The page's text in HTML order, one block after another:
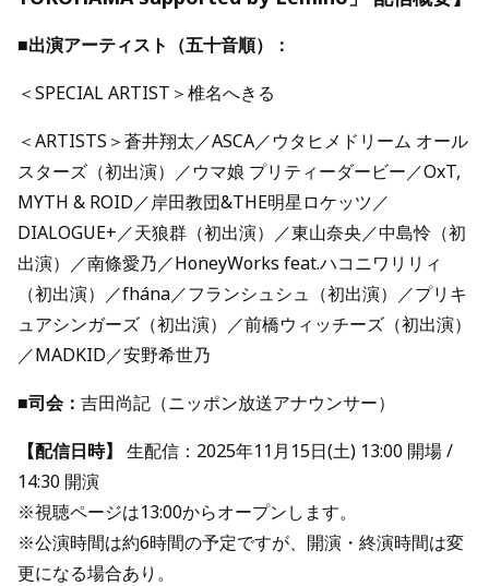
■出演アーティスト（五十音順）：
＜SPECIAL ARTIST＞椎名へきる
＜ARTISTS＞蒼井翔太／ASCA／ウタヒメドリーム オール
スターズ（初出演）／ウマ娘 プリティーダービー／OxT,
MYTH & ROID／岸田教団&THE明星ロケッツ／
DIALOGUE+／天狼群（初出演）／東山奈央／中島怜（初
出演）／南條愛乃／HoneyWorks feat.ハコニワリリィ
（初出演）／fhána／フランシュシュ（初出演）／プリキ
ュアシンガーズ（初出演）／前橋ウィッチーズ（初出演）
／MADKID／安野希世乃
■司会： 吉田尚記（ニッポン放送アナウンサー）
【配信日時】
生配信：2025年11月15日(土) 13:00 開場 /
14:30 開演
※視聴ページは13:00からオープンします。
※公演時間は約6時間の予定ですが、開演・終演時間は変
更になる場合あり。